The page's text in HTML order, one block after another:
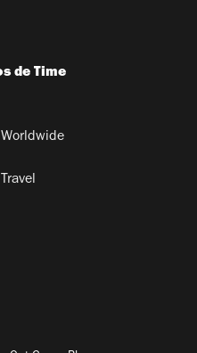
de Time